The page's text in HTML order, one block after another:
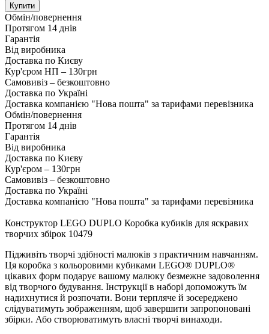
Купити
Обмін/повернення
Протягом 14 днів
Гарантія
Від виробника
Доставка по Києву
Кур'єром НП – 130грн
Самовивіз – безкоштовно
Доставка по Україні
Доставка компанією "Нова пошта" за тарифами перевізника
Обмін/повернення
Протягом 14 днів
Гарантія
Від виробника
Доставка по Києву
Кур'єром – 130грн
Самовивіз – безкоштовно
Доставка по Україні
Доставка компанією "Нова пошта" за тарифами перевізника
Конструктор LEGO DUPLO Коробка кубиків для яскравих
творчих збірок 10479
Підживіть творчі здібності малюків з практичним навчанням.
Ця коробка з кольоровими кубиками LEGO® DUPLO®
цікавих форм подарує вашому малюку безмежне задоволення
від творчого будування. Інструкції в наборі допоможуть їм
надихнутися й розпочати. Вони терпляче й зосереджено
слідуватимуть зображенням, щоб завершити запропоновані
збірки. Або створюватимуть власні творчі винаходи.